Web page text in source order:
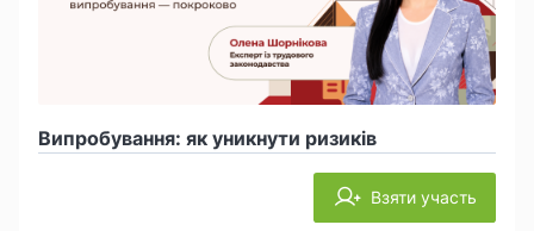
Випробування: як уникнути ризиків
Взяти участь